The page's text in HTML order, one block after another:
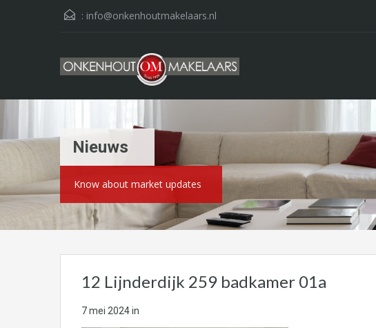
: info@onkenhoutmakelaars.nl
Nieuws
Know about market updates
12 Lijnderdijk 259 badkamer 01a
7 mei 2024in